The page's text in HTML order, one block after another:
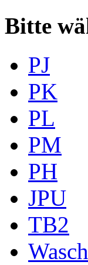
Bitte
PJ
PK
PL
PM
PH
JPU
TB2